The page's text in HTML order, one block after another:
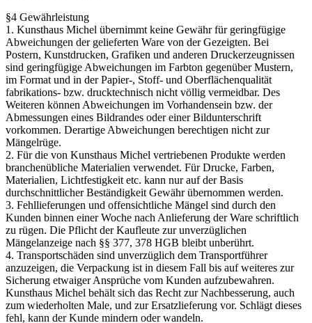
§4 Gewährleistung
1. Kunsthaus Michel übernimmt keine Gewähr für geringfügige
Abweichungen der gelieferten Ware von der Gezeigten. Bei
Postern, Kunstdrucken, Grafiken und anderen Druckerzeugnissen
sind geringfügige Abweichungen im Farbton gegenüber Mustern,
im Format und in der Papier-, Stoff- und Oberflächenqualität
fabrikations- bzw. drucktechnisch nicht völlig vermeidbar. Des
Weiteren können Abweichungen im Vorhandensein bzw. der
Abmessungen eines Bildrandes oder einer Bildunterschrift
vorkommen. Derartige Abweichungen berechtigen nicht zur
Mängelrüge.
2. Für die von Kunsthaus Michel vertriebenen Produkte werden
branchenübliche Materialien verwendet. Für Drucke, Farben,
Materialien, Lichtfestigkeit etc. kann nur auf der Basis
durchschnittlicher Beständigkeit Gewähr übernommen werden.
3. Fehllieferungen und offensichtliche Mängel sind durch den
Kunden binnen einer Woche nach Anlieferung der Ware schriftlich
zu rügen. Die Pflicht der Kaufleute zur unverzüglichen
Mängelanzeige nach §§ 377, 378 HGB bleibt unberührt.
4. Transportschäden sind unverzüglich dem Transportführer
anzuzeigen, die Verpackung ist in diesem Fall bis auf weiteres zur
Sicherung etwaiger Ansprüche vom Kunden aufzubewahren.
Kunsthaus Michel behält sich das Recht zur Nachbesserung, auch
zum wiederholten Male, und zur Ersatzlieferung vor. Schlägt dieses
fehl, kann der Kunde mindern oder wandeln.